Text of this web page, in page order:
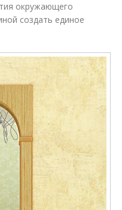
окружающего
создать единое